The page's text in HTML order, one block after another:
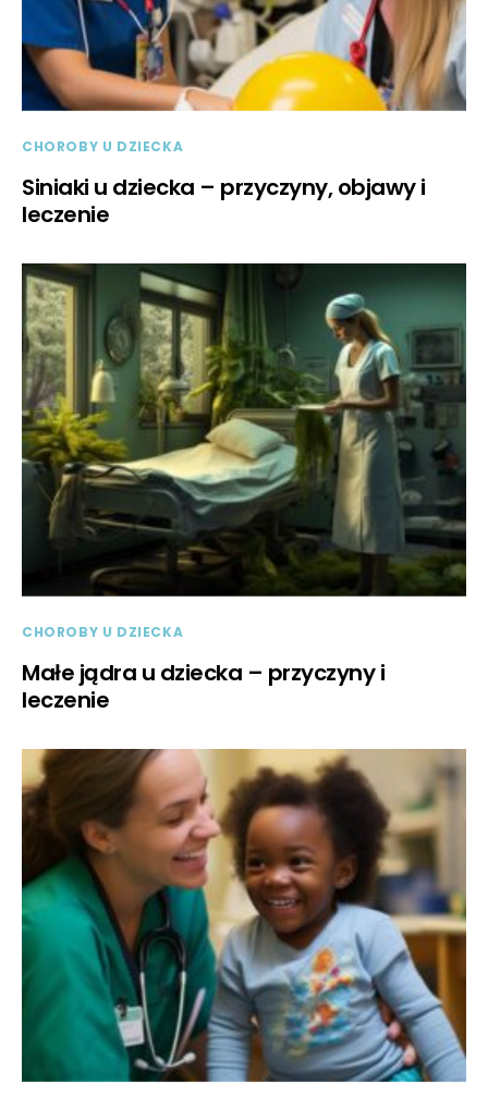
CHOROBY U DZIECKA
Siniaki u dziecka – przyczyny, objawy i
leczenie
CHOROBY U DZIECKA
Małe jądra u dziecka – przyczyny i
leczenie